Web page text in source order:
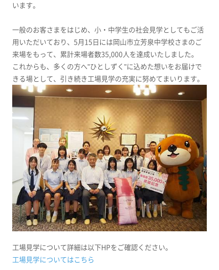
います。
一般のお客さまをはじめ、小・中学生の社会見学としてもご活
用いただいており、 5月15日には岡山市立芳泉中学校さまのご
来場をもって、累計来場者数35,000人を達成いたしました。
これからも、多くの方へ"ひとしずく "に込めた想いをお届けで
きる場として、引き続き工場見学の充実に努めてまいります。
工場見学について詳細は以下HPをご確認ください。
工場見学についてはこちら